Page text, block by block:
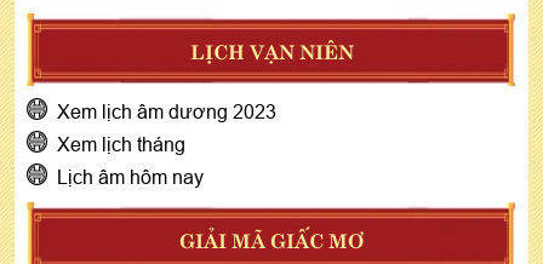
LỊCH VẠN NIÊN
Xem lịch âm dương 2023
Xem lịch tháng
Lịch âm hôm nay
GIẢI MÃ GIẤC MƠ